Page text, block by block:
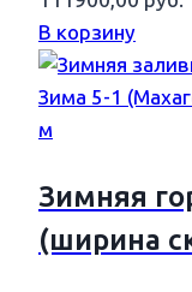
В корзину
Зимняя
(ширина